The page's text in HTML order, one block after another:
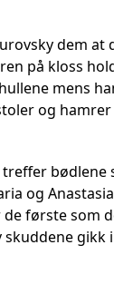
dem at
på kloss
mens
og
bødlene
og
de første
gikk